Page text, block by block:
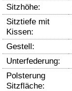
Sitzhöhe:
Sitztiefe mit
Kissen:
Gestell:
Unterfederung:
Polsterung
Sitzfläche: